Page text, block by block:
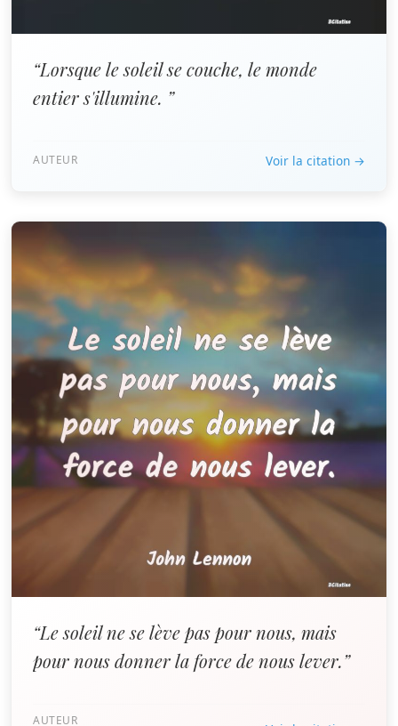
“Lorsque le soleil se couche, le monde
entier s'illumine. ”
AUTEUR Voir la citation →
“Le soleil ne se lève pas pour nous, mais
pour nous donner la force de nous lever.”
AUTEUR